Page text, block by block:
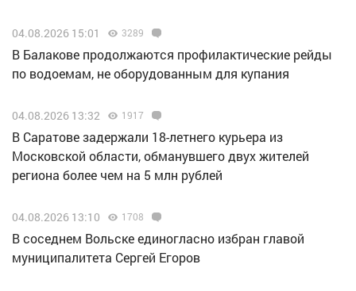
04.08.2026 15:01 3289
В Балакове продолжаются профилактические рейды
по водоемам, не оборудованным для купания
04.08.2026 13:32 1917
В Саратове задержали 18-летнего курьера из
Московской области, обманувшего двух жителей
региона более чем на 5 млн рублей
04.08.2026 13:10 1708
В соседнем Вольске единогласно избран главой
муниципалитета Сергей Егоров